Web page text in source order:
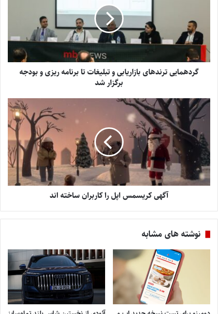
گردهمایی ترندهای بازاریابی و تبلیغات تا برنامه ریزی و بودجه
برگزار شد
آگهی کریسمس اپل را کاربران ساخته اند
نوشته های مشابه